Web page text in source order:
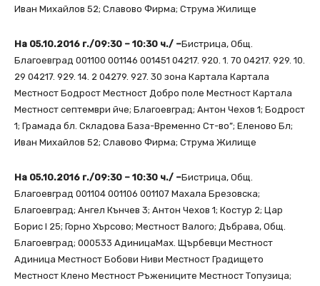
Иван Михайлов 52; Славово Фирма; Струма Жилище
На 05.10.2016 г./09:30 – 10:30 ч./ –Бистрица, Общ.
Благоевград 001100 001146 001451 04217. 920. 1. 70 04217. 929. 10.
29 04217. 929. 14. 2 04279. 927. 30 зона Картала Картала
Местност Бодрост Местност Добро поле Местност Картала
Местност септември йче; Благоевград; Антон Чехов 1; Бодрост
1; Грамада бл. Складова База-Временно Ст-во”; Еленово Бл;
Иван Михайлов 52; Славово Фирма; Струма Жилище
На 05.10.2016 г./09:30 – 10:30 ч./ –Бистрица, Общ.
Благоевград 001104 001106 001107 Махала Брезовска;
Благоевград; Ангел Кънчев 3; Антон Чехов 1; Костур 2; Цар
Борис I 25; Горно Хърсово; Местност Валого; Дъбрава, Общ.
Благоевград; 000533 АдиницаМах. Щърбевци Местност
Адиница Местност Бобови Ниви Местност Градището
Местност Клено Местност Ръжениците Местност Топузица;